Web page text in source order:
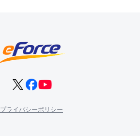
プライバシーポリシー